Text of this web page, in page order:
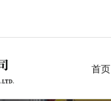
首页